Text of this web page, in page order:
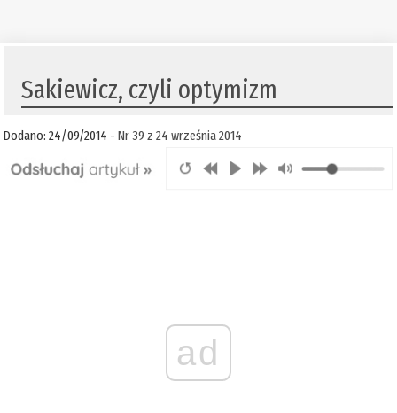
Sakiewicz, czyli optymizm
Dodano: 24/09/2014 -Nr 39 z 24 września 2014
ad